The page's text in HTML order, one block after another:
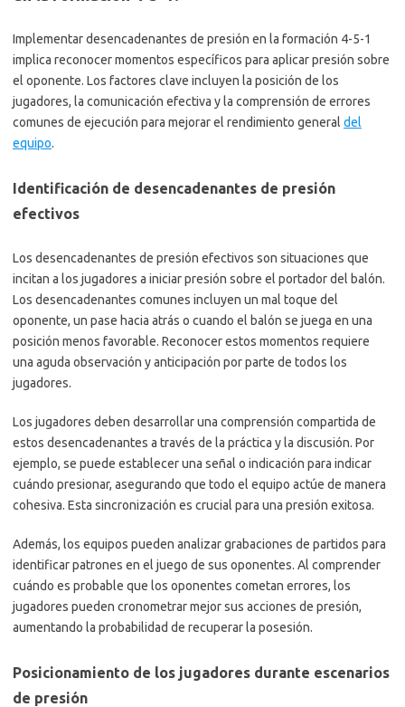
Implementar desencadenantes de presión en la formación 4-5-1
implica reconocer momentos específicos para aplicar presión sobre
el oponente. Los factores clave incluyen la posición de los
jugadores, la comunicación efectiva y la comprensión de errores
comunes de ejecución para mejorar el rendimiento general del
equipo.
Identificación de desencadenantes de presión
efectivos
Los desencadenantes de presión efectivos son situaciones que
incitan a los jugadores a iniciar presión sobre el portador del balón.
Los desencadenantes comunes incluyen un mal toque del
oponente, un pase hacia atrás o cuando el balón se juega en una
posición menos favorable. Reconocer estos momentos requiere
una aguda observación y anticipación por parte de todos los
jugadores.
Los jugadores deben desarrollar una comprensión compartida de
estos desencadenantes a través de la práctica y la discusión. Por
ejemplo, se puede establecer una señal o indicación para indicar
cuándo presionar, asegurando que todo el equipo actúe de manera
cohesiva. Esta sincronización es crucial para una presión exitosa.
Además, los equipos pueden analizar grabaciones de partidos para
identificar patrones en el juego de sus oponentes. Al comprender
cuándo es probable que los oponentes cometan errores, los
jugadores pueden cronometrar mejor sus acciones de presión,
aumentando la probabilidad de recuperar la posesión.
Posicionamiento de los jugadores durante escenarios
de presión